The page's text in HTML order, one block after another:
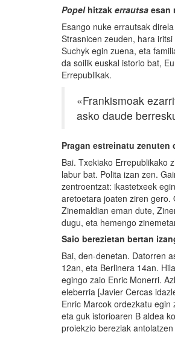
Popelhitzak errautsa esan
Esango nuke errautsak
Strasnicen zeuden, hara
Suchyk egin zuena, eta
da soilik euskal istorio bat,
Errepublikak.
«Frankismoak
asko daude
Pragan estreinatu zenuten
Bai. Txekiako Errepublikako
labur bat. Polita izan zen.
zentroentzat: ikastetxeek
aretoetara joaten ziren gero.
Zinemaldian eman dute,
dugu, eta hemengo
Saio berezietan bertan
Bai, den-denetan. Datorren
12an, eta Berlinera 14an.
egingo zaio Enric Monerri.
eleberria [Javier Cercas
Enric Marcok ordezkatu
eta guk istorioaren B aldea
proiekzio bereziak